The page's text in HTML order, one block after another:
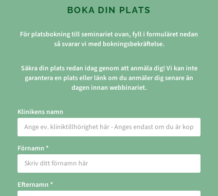
BOKA DIN PLATS
För platsbokning till seminariet ovan, fyll i formuläret nedan
så svarar vi med bokningsbekräftelse.
Säkra din plats redan idag genom att anmäla dig! Vi kan inte
garantera en plats eller länk om du anmäler dig senare än
dagen innan webbinariet.
Klinikens namn
Förnamn *
Efternamn *